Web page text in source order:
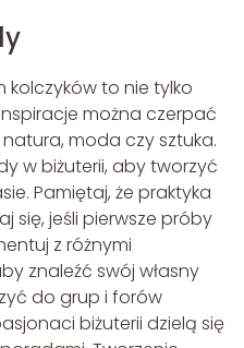
kolczyków to nie tylko
można czerpać
natura, moda czy sztuka.
w biżuterii, aby tworzyć
Pamiętaj, że praktyka
się, jeśli pierwsze próby
z różnymi
znaleźć swój własny
do grup i forów
biżuterii dzielą się